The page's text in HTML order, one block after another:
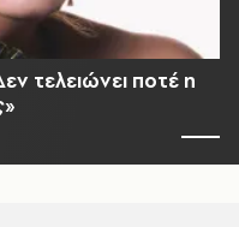
τελειώνει ποτέ η